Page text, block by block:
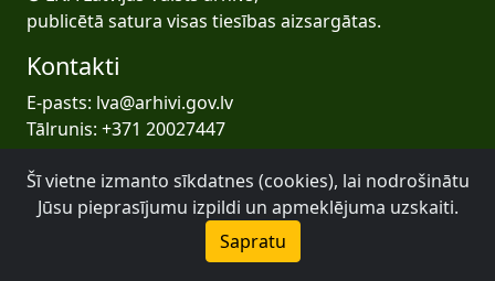
publicētā satura visas tiesības aizsargātas.
Kontakti
E-pasts: lva@arhivi.gov.lv
Tālrunis: +371 20027447
Bezdelīgu 1A, Rīga
Latvijas Valsts arhīvs
Šī vietne izmanto sīkdatnes (cookies), lai nodrošinātu
Jūsu pieprasījumu izpildi un apmeklējuma uzskaiti.
Sapratu